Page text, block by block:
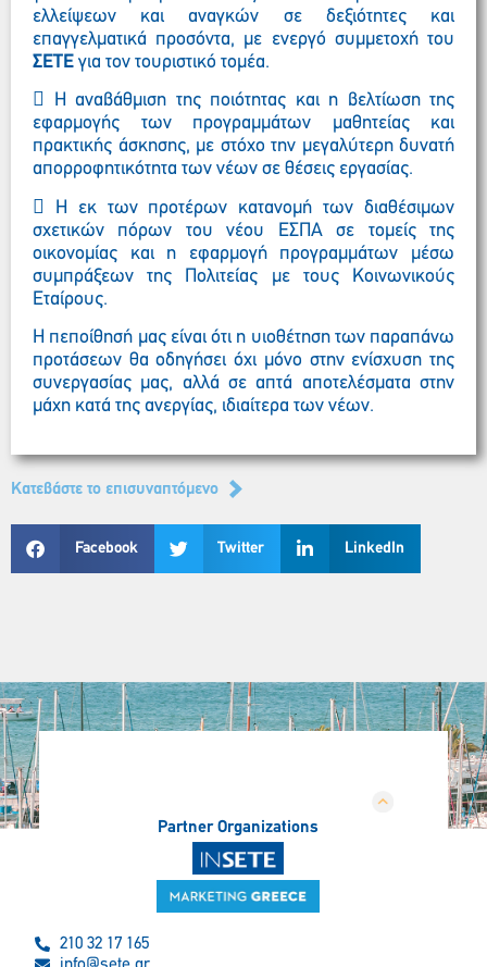
ελλείψεων και αναγκών σε δεξιότητες και
επαγγελματικά προσόντα, με ενεργό συμμετοχή του
ΣΕΤΕ για τον τουριστικό τομέα.
 Η αναβάθμιση της ποιότητας και η βελτίωση της
εφαρμογής των προγραμμάτων μαθητείας και
πρακτικής άσκησης, με στόχο την μεγαλύτερη δυνατή
απορροφητικότητα των νέων σε θέσεις εργασίας.
 Η εκ των προτέρων κατανομή των διαθέσιμων
σχετικών πόρων του νέου ΕΣΠΑ σε τομείς της
οικονομίας και η εφαρμογή προγραμμάτων μέσω
συμπράξεων της Πολιτείας με τους Κοινωνικούς
Εταίρους.
Η πεποίθησή μας είναι ότι η υιοθέτηση των παραπάνω
προτάσεων θα οδηγήσει όχι μόνο στην ενίσχυση της
συνεργασίας μας, αλλά σε απτά αποτελέσματα στην
μάχη κατά της ανεργίας, ιδιαίτερα των νέων.
Kατεβάστε το επισυναπτόμενο
Facebook Twitter LinkedIn
Partner Organizations
210 32 17 165